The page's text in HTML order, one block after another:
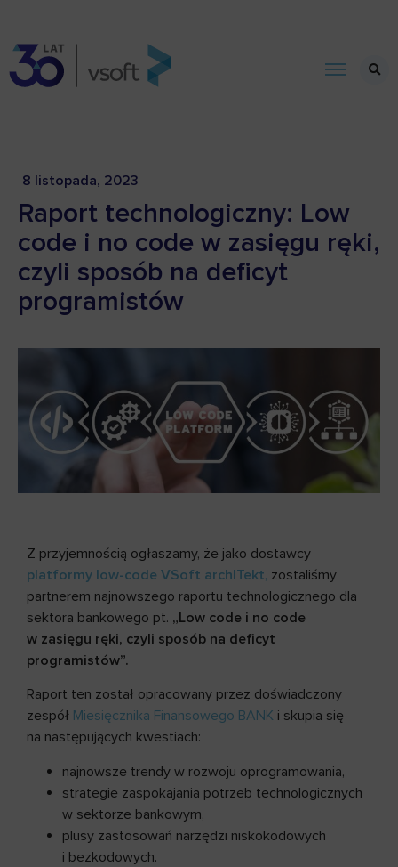
8 listopada, 2023
Raport technologiczny: Low
code i no code w zasięgu ręki,
czyli sposób na deficyt
programistów
Z przyjemnością ogłaszamy, że jako dostawcy
platformy low-code VSoft archITekt, zostaliśmy
partnerem najnowszego raportu technologicznego dla
sektora bankowego pt. „Low code i no code
w zasięgu ręki, czyli sposób na deficyt
programistów”.
Raport ten został opracowany przez doświadczony
zespół Miesięcznika Finansowego BANK i skupia się
na następujących kwestiach:
najnowsze trendy w rozwoju oprogramowania,
strategie zaspokajania potrzeb technologicznych
w sektorze bankowym,
plusy zastosowań narzędzi niskokodowych
i bezkodowych.